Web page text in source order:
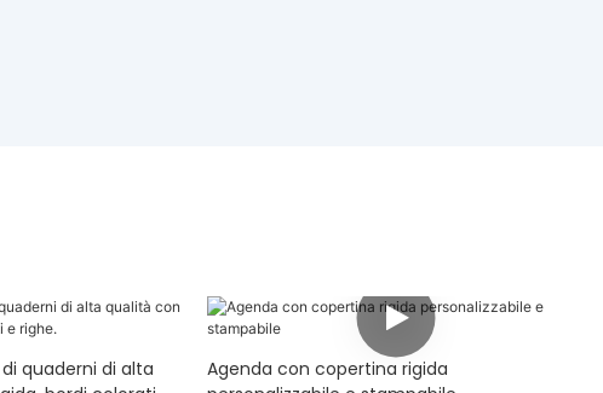
quaderni di alta
Agenda con copertina rigida